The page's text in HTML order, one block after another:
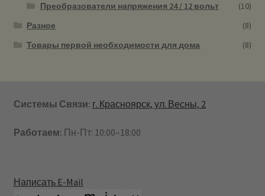
Преобразователи напряжения 24 / 12 вольт
(10)
Разное
(8)
Товары первой необходимости для дома
(8)
Системы Связи: г. Красноярск, ул. Весны, 2
Работаем: Пн-Пт: 10:00–18:00
Написать E-Mail